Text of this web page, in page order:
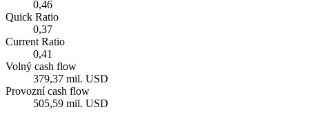
0,46
Quick Ratio
0,37
Current Ratio
0,41
Volný cash flow
379,37 mil. USD
Provozní cash flow
505,59 mil. USD